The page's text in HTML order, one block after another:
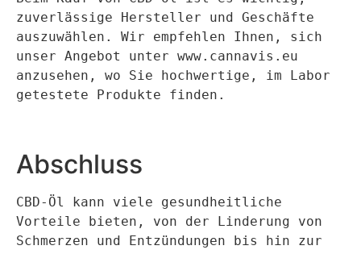
zuverlässige Hersteller und Geschäfte
auszuwählen. Wir empfehlen Ihnen, sich
unser Angebot unter www.cannavis.eu
anzusehen, wo Sie hochwertige, im Labor
getestete Produkte finden.
Abschluss
CBD-Öl kann viele gesundheitliche
Vorteile bieten, von der Linderung von
Schmerzen und Entzündungen bis hin zur